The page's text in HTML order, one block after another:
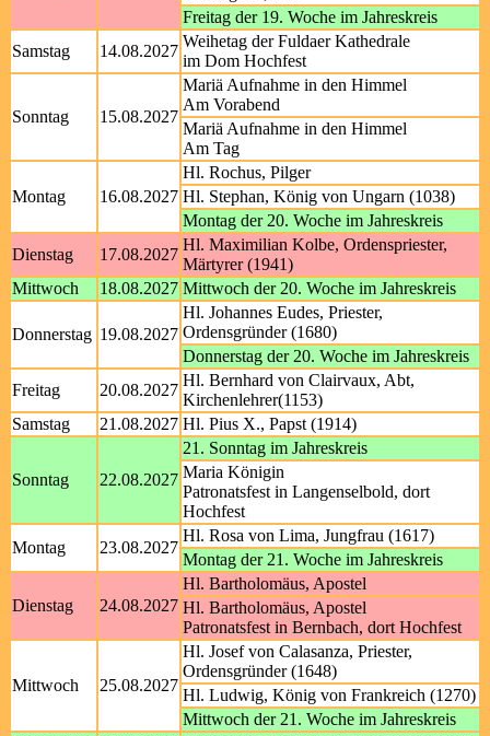
Freitag der 19. Woche im Jahreskreis
Samstag
14.08.2027
Weihetag der Fuldaer Kathedrale
im Dom Hochfest
Sonntag 15.08.2027
Mariä Aufnahme in den Himmel
Am Vorabend
Mariä Aufnahme in den Himmel
Am Tag
Montag 16.08.2027
Hl. Rochus, Pilger
Hl. Stephan, König von Ungarn (1038)
Montag der 20. Woche im Jahreskreis
Dienstag
17.08.2027
Hl. Maximilian Kolbe, Ordenspriester,
Märtyrer (1941)
Mittwoch
18.08.2027 Mittwoch der 20. Woche im Jahreskreis
Donnerstag 19.08.2027
Hl. Johannes Eudes, Priester,
Ordensgründer (1680)
Donnerstag der 20. Woche im Jahreskreis
Freitag
20.08.2027
Hl. Bernhard von Clairvaux, Abt,
Kirchenlehrer(1153)
Samstag
21.08.2027 Hl. Pius X., Papst (1914)
Sonntag 22.08.2027
21. Sonntag im Jahreskreis
Maria Königin
Patronatsfest in Langenselbold, dort
Hochfest
Montag
23.08.2027
Hl. Rosa von Lima, Jungfrau (1617)
Montag der 21. Woche im Jahreskreis
Dienstag 24.08.2027
Hl. Bartholomäus, Apostel
Hl. Bartholomäus, Apostel
Patronatsfest in Bernbach, dort Hochfest
Mittwoch 25.08.2027
Hl. Josef von Calasanza, Priester,
Ordensgründer (1648)
Hl. Ludwig, König von Frankreich (1270)
Mittwoch der 21. Woche im Jahreskreis